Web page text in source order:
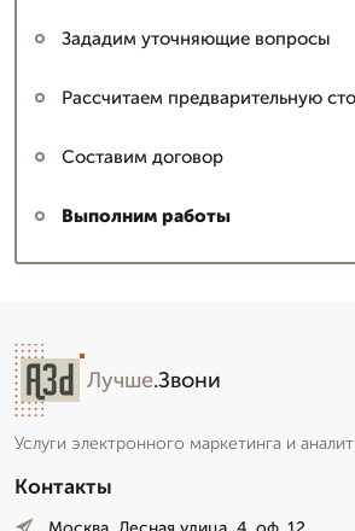
Зададим уточняющие вопросы
Рассчитаем предварительную
Составим договор
Выполним работы
Лучше.Звони
Услуги электронного маркетинга и
Контакты